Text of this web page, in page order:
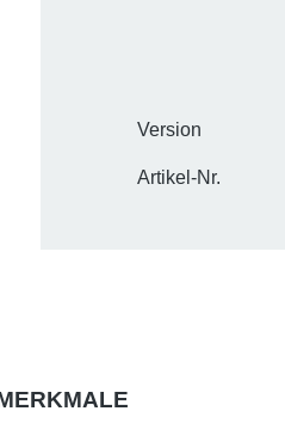
Version
Artikel-Nr.